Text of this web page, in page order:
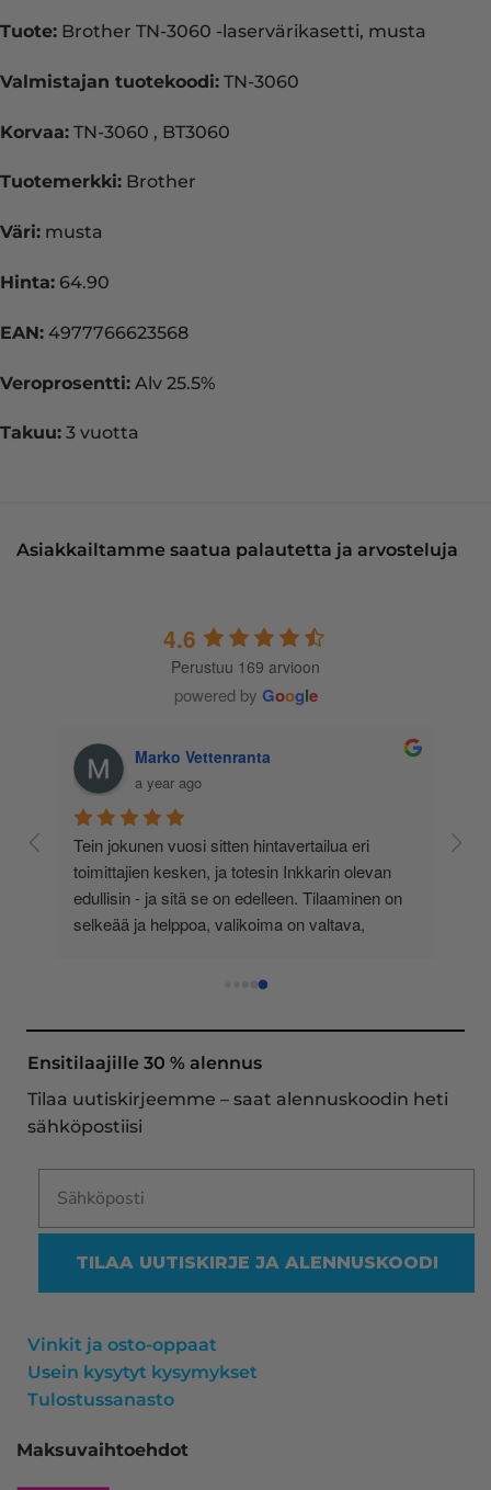
Tuote: Brother TN-3060 -laservärikasetti, musta
Valmistajan tuotekoodi: TN-3060
Korvaa: TN-3060 , BT3060
Tuotemerkki: Brother
Väri: musta
Hinta: 64.90
EAN: 4977766623568
Veroprosentti: Alv 25.5%
Takuu: 3 vuotta
Asiakkailtamme saatua palautetta ja arvosteluja
4.6
Perustuu 169 arvioon
powered by Google
Marko Vettenranta
a year ago
Tein jokunen vuosi sitten hintavertailua eri
toimittajien kesken, ja totesin Inkkarin olevan
edullisin - ja sitä se on edelleen. Tilaaminen on
selkeää ja helppoa, valikoima on valtava,
asiakaspalvelu todella ripeää (s-postin kautta) ja
oli noudettavissa postin lokerosta tänään!! En
näe mitään syytä vaihtaa toimittajaa. Kaikki on
ollut mitään moitittavaa! Lämmin suositus!
Ensitilaajille 30 % alennus
Tilaa uutiskirjeemme – saat alennuskoodin heti
sähköpostiisi
TILAA UUTISKIRJE JA ALENNUSKOODI
Vinkit ja osto-oppaat
Usein kysytyt kysymykset
Tulostussanasto
Maksuvaihtoehdot